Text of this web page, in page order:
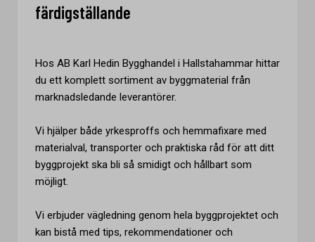
färdigställande
Hos AB Karl Hedin Bygghandel i Hallstahammar hittar
du ett komplett sortiment av byggmaterial från
marknadsledande leverantörer.
Vi hjälper både yrkesproffs och hemmafixare med
materialval, transporter och praktiska råd för att ditt
byggprojekt ska bli så smidigt och hållbart som
möjligt.
Vi erbjuder vägledning genom hela byggprojektet och
kan bistå med tips, rekommendationer och